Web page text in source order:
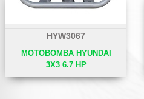
HYW3067
MOTOBOMBA HYUNDAI
3X3 6.7 HP